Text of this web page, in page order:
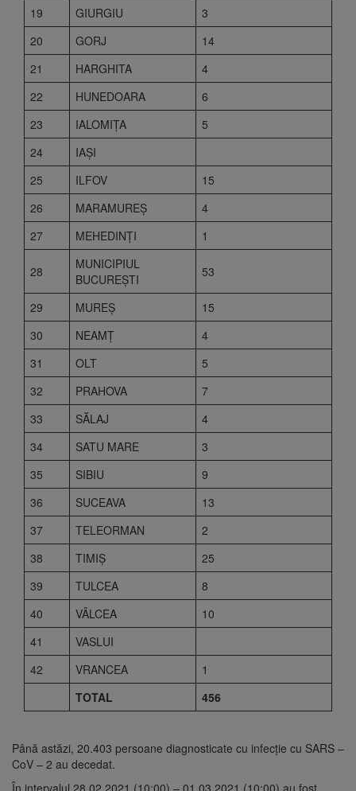
19
GIURGIU
3
20
GORJ
14
21
HARGHITA
4
22
HUNEDOARA
6
23
IALOMIŢA
5
24
IAŞI
25
ILFOV
15
26
MARAMUREŞ
4
27
MEHEDINŢI 1
28
MUNICIPIUL
BUCUREŞTI
53
29 MUREŞ
15
30
NEAMŢ
4
31
OLT
5
32
PRAHOVA
7
33
SĂLAJ
4
34
SATU MARE
3
35
SIBIU
9
36
SUCEAVA
13
37
TELEORMAN
2
38
TIMIŞ
25
39
TULCEA
8
40
VÂLCEA
10
41
VASLUI
42
VRANCEA
1
TOTAL
456
Până astăzi, 20.403 persoane diagnosticate cu infecție cu SARS –
CoV – 2 au decedat.
În intervalul 28.02.2021 (10:00) – 01.03.2021 (10:00) au fost